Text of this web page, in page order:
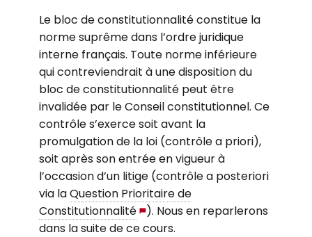
Le bloc de constitutionnalité constitue la
norme suprême dans l’ordre juridique
interne français. Toute norme inférieure
qui contreviendrait à une disposition du
bloc de constitutionnalité peut être
invalidée par le Conseil constitutionnel. Ce
contrôle s’exerce soit avant la
promulgation de la loi (contrôle a priori),
soit après son entrée en vigueur à
l’occasion d’un litige (contrôle a posteriori
via laQuestion Prioritaire de
Constitutionnalité
). Nous en reparlerons
dans la suite de ce cours.